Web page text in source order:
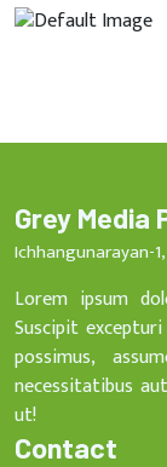
Grey Media
Ichhangunarayan-
Lorem ipsum
Suscipit
possimus,
necessitatibus
ut!
Contact